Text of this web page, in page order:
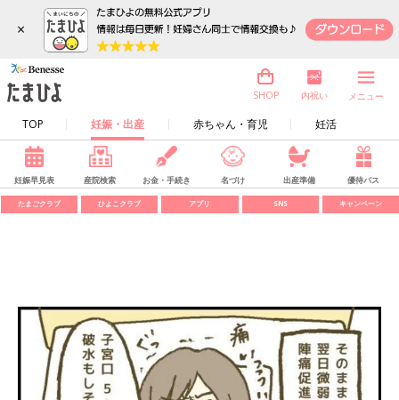
×
TOP 妊娠・出産 赤ちゃん・育児 妊活
SHOP 内祝い メニュー
妊娠早見表 産院検索 お金・手続き 名づけ 出産準備 優待パス
たまごクラブ ひよこクラブ アプリ SNS キャンペーン